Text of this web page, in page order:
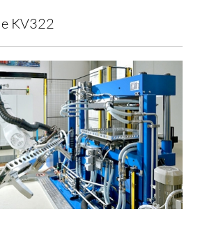
KV322